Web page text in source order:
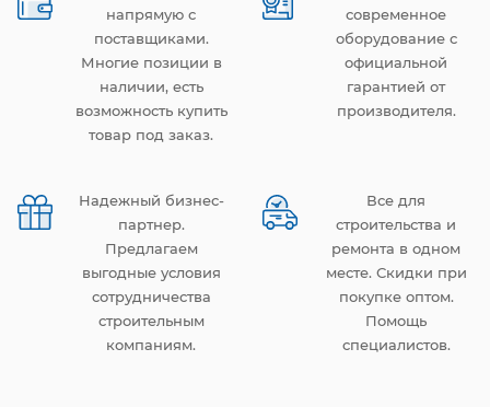
напрямую с
поставщиками.
Многие позиции в
наличии, есть
возможность купить
товар под заказ.
современное
оборудование с
официальной
гарантией от
производителя.
Надежный бизнес-
партнер.
Предлагаем
выгодные условия
сотрудничества
строительным
компаниям.
Все для
строительства и
ремонта в одном
месте. Скидки при
покупке оптом.
Помощь
специалистов.